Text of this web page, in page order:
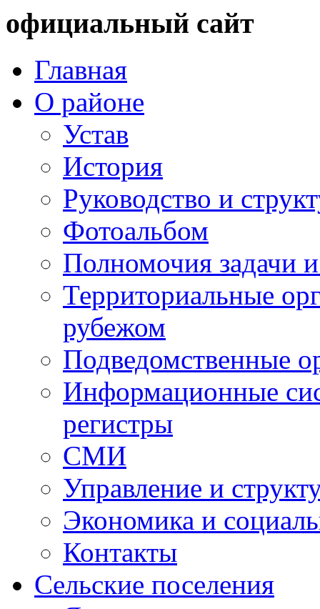
официальный сайт
Главная
О районе
Устав
История
Руководство и
Фотоальбом
Полномочия задачи
Территориальные
рубежом
Подведомственные
Информационные
регистры
СМИ
Управление и
Экономика и
Контакты
Сельские поселения